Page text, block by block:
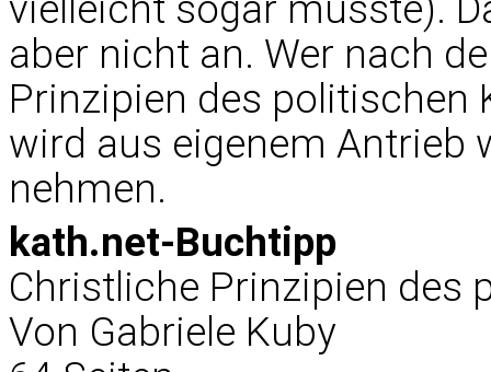
aber nicht an. Wer nach
Prinzipien des politischen
wird aus eigenem Antrieb
nehmen.
kath.net-Buchtipp
Christliche Prinzipien des
Von Gabriele Kuby